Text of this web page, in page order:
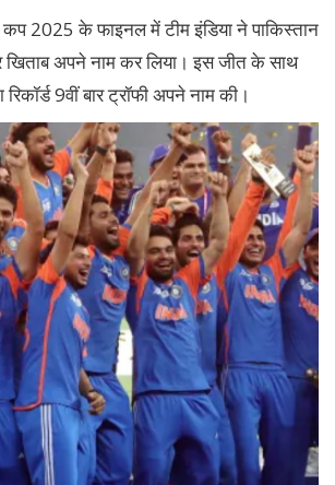
2025 के फाइनल में टीम इंडिया ने पाकिस्तान
खिताब अपने नाम कर लिया। इस जीत के साथ
9वीं बार ट्रॉफी अपने नाम की।